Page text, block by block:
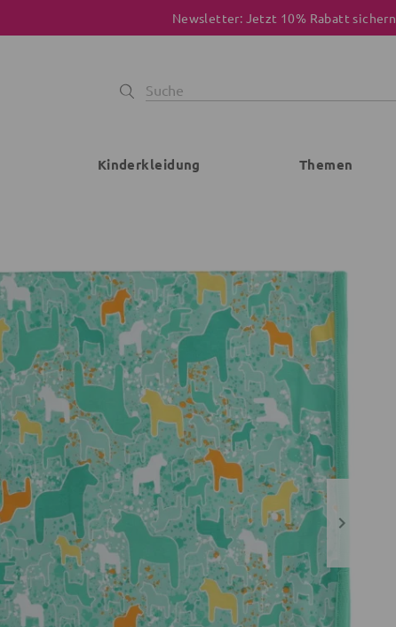
Newsletter: Jetzt 10% Rabatt sichern
Kinderkleidung Themen